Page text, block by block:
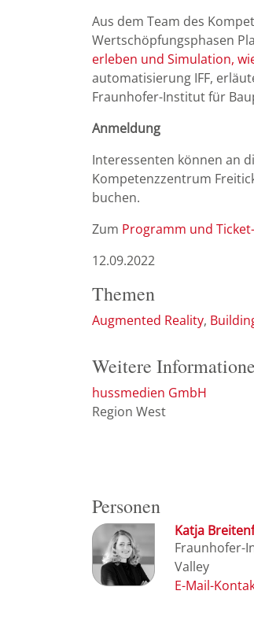
Aus dem Team des
Wertschöpfungsphasen
erleben und Simulation,
automatisierung IFF,
Fraunhofer-Institut für
Anmeldung
Interessenten können an
Kompetenzzentrum
buchen.
Zum Programm und
12.09.2022
Themen
Augmented Reality
Weitere
hussmedien GmbH
Region West
Personen
Katja
Fraunhofer-
Valley